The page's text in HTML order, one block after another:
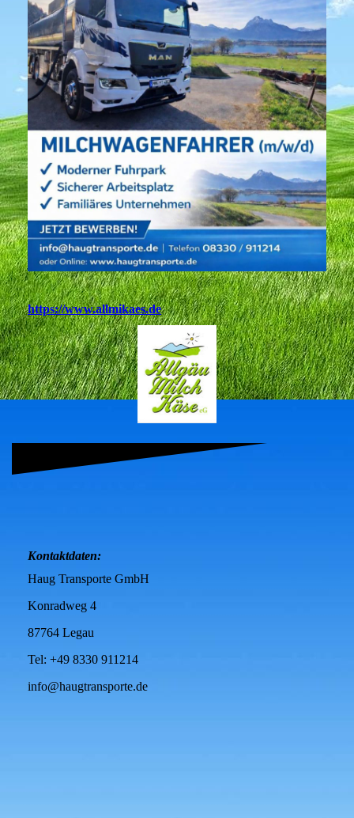
https://www.allmikaes.de
Kontaktdaten:
Haug Transporte GmbH
Konradweg 4
87764 Legau
Tel: +49 8330 911214
info@haugtransporte.de